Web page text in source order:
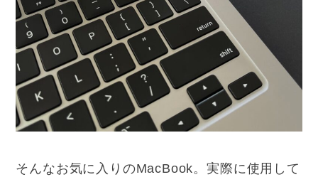
そんなお気に入りのMacBook。実際に使用して